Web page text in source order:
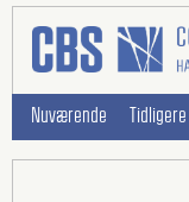
Nuværende